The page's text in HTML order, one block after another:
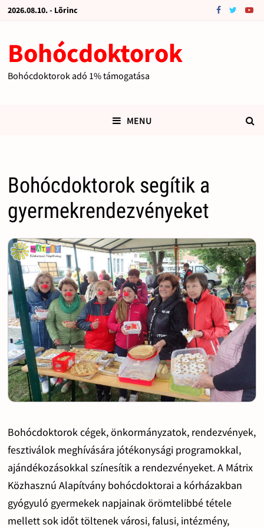
2026.08.10. - Lõrinc
Bohócdoktorok
Bohócdoktorok adó 1% támogatása
MENU
Bohócdoktorok segítik a
gyermekrendezvényeket
Bohócdoktorok cégek, önkormányzatok, rendezvények,
fesztiválok meghívására jótékonysági programokkal,
ajándékozásokkal színesítik a rendezvényeket. A Mátrix
Közhasznú Alapítvány bohócdoktorai a kórházakban
gyógyuló gyermekek napjainak örömtelibbé tétele
mellett sok időt töltenek városi, falusi, intézmény,